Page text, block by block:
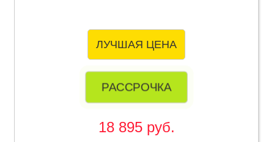
ЛУЧШАЯ ЦЕНА
РАССРОЧКА
18 895 руб.